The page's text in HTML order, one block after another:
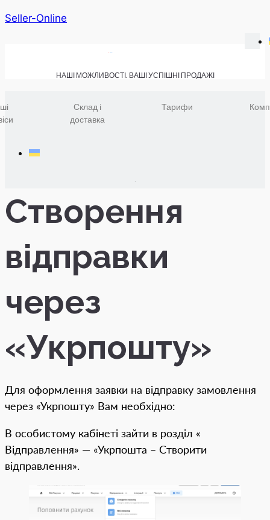
Seller-Online
НАШІ МОЖЛИВОСТІ. ВАШІ УСПІШНІ ПРОДАЖІ
Склад і
доставка
Тарифи
Створення
відправки
через
«Укрпошту»
Для оформлення заявки на відправку замовлення
через «Укрпошту» Вам необхідно:
В особистому кабінеті зайти в розділ «
Відправлення» — «Укрпошта – Створити
відправлення».